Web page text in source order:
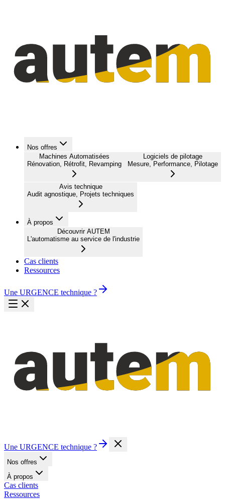
Nos offres
Machines Automatisées
Rénovation, Rétrofit, Revamping
Logiciels de pilotage
Mesure, Performance, Pilotage
Avis technique
Audit agnostique, Projets techniques
À propos
Découvrir AUTEM
L'automatisme au service de l'industrie
Cas clients
Ressources
Une URGENCE technique ?
Une URGENCE technique ?
Nos offres
À propos
Cas clients
Ressources